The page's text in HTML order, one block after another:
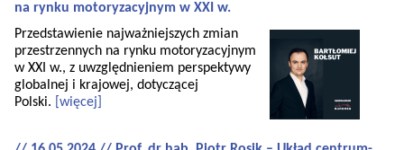
na rynku motoryzacyjnym w XXI w.
Przedstawienie najważniejszych zmian
przestrzennych na rynku motoryzacyjnym
w XXI w., z uwzględnieniem perspektywy
globalnej i krajowej, dotyczącej
Polski.
[więcej]